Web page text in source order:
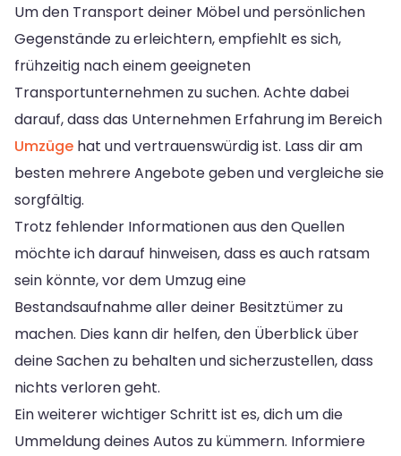
Um den Transport deiner Möbel und persönlichen
Gegenstände zu erleichtern, empfiehlt es sich,
frühzeitig nach einem geeigneten
Transportunternehmen zu suchen. Achte dabei
darauf, dass das Unternehmen Erfahrung im Bereich
Umzüge hat und vertrauenswürdig ist. Lass dir am
besten mehrere Angebote geben und vergleiche sie
sorgfältig.
Trotz fehlender Informationen aus den Quellen
möchte ich darauf hinweisen, dass es auch ratsam
sein könnte, vor dem Umzug eine
Bestandsaufnahme aller deiner Besitztümer zu
machen. Dies kann dir helfen, den Überblick über
deine Sachen zu behalten und sicherzustellen, dass
nichts verloren geht.
Ein weiterer wichtiger Schritt ist es, dich um die
Ummeldung deines Autos zu kümmern. Informiere